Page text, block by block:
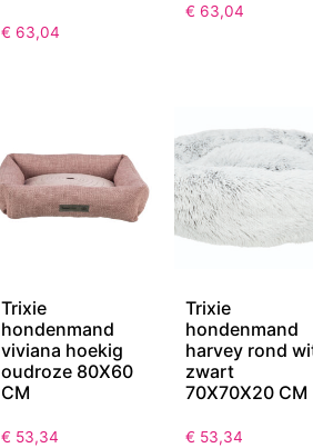
€ 63,04
€ 63,04
Trixie
hondenmand
viviana hoekig
oudroze 80X60
CM
€ 53,34
Trixie
hondenmand
harvey rond
zwart
70X70X20 CM
€ 53,34